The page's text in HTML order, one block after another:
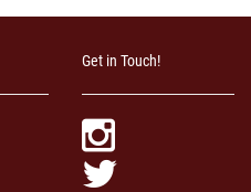
Get in Touch!